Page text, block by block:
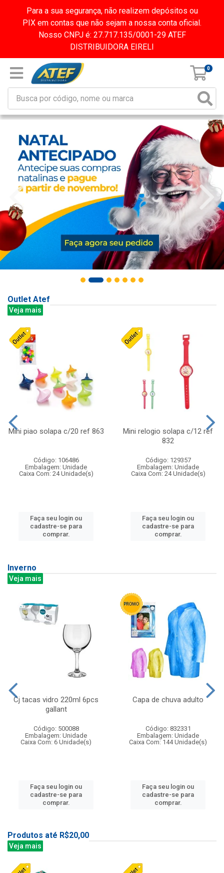
Para a sua segurança, não realizem depósitos ou
PIX em contas que não sejam a nossa conta oficial.
Nosso CNPJ é: 27.717.135/0001-29 ATEF
DISTRIBUIDORA EIRELI
0
Outlet Atef
Veja mais
Mini piao solapa c/20 ref 863
Código: 106486
Embalagem: Unidade
Caixa Com: 24 Unidade(s)
Faça seu login ou
cadastre-se para
comprar.
Mini relogio solapa c/12 ref
832
Código: 129357
Embalagem: Unidade
Caixa Com: 24 Unidade(s)
Faça seu login ou
cadastre-se para
comprar.
Inverno
Veja mais
Cj tacas vidro 220ml 6pcs
gallant
Código: 500088
Embalagem: Unidade
Caixa Com: 6 Unidade(s)
Faça seu login ou
cadastre-se para
comprar.
Capa de chuva adulto
Código: 832331
Embalagem: Unidade
Caixa Com: 144 Unidade(s)
Faça seu login ou
cadastre-se para
comprar.
Produtos até R$20,00
Veja mais